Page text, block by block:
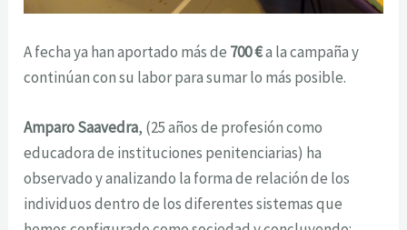
A fecha ya han aportado más de 700 €a la campaña y
continúan con su labor para sumar lo más posible.
Amparo Saavedra, (25 años de profesión como
educadora de instituciones penitenciarias) ha
observado y analizando la forma de relación de los
individuos dentro de los diferentes sistemas que